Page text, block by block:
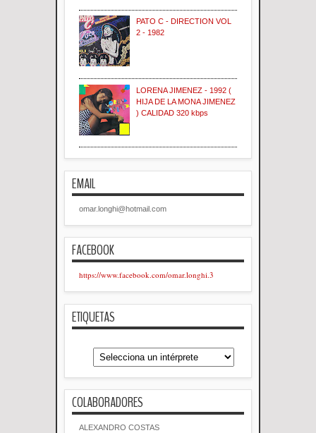
PATO C - DIRECTION VOL
2 - 1982
LORENA JIMENEZ - 1992 (
HIJA DE LA MONA JIMENEZ
) CALIDAD 320 kbps
EMAIL
omar.longhi@hotmail.com
FACEBOOK
https://www.facebook.com/omar.longhi.3
ETIQUETAS
COLABORADORES
ALEXANDRO COSTAS